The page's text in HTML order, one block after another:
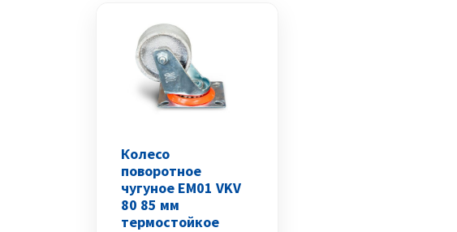
Колесо
поворотное
чугуное EM01 VKV
80 85 мм
термостойкое